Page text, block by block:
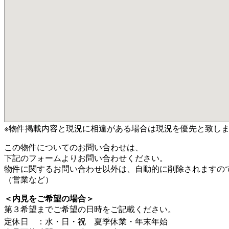
※物件掲載内容と現況に相違がある場合は現況を優先と致しま
この物件についてのお問い合わせは、
下記のフォームよりお問い合わせください。
物件に関するお問い合わせ以外は、自動的に削除されますの
（営業など）
＜内見をご希望の場合＞
第３希望までご希望の日時をご記載ください。
定休日 ：水・日・祝 夏季休業・年末年始